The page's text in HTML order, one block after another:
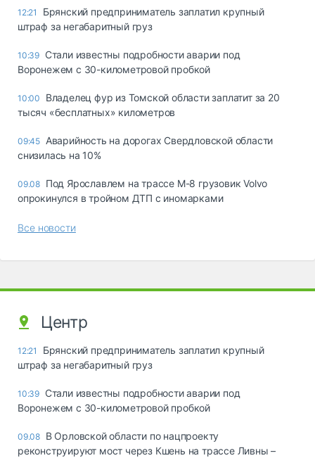
12:21
Брянский предприниматель заплатил крупный
штраф за негабаритный груз
10:39 Стали известны подробности аварии под
Воронежем с 30-километровой пробкой
10:00
Владелец фур из Томской области заплатит за 20
тысяч «бесплатных» километров
09:45 Аварийность на дорогах Свердловской области
снизилась на 10%
09.08 Под Ярославлем на трассе М-8 грузовик Volvo
опрокинулся в тройном ДТП с иномарками
Все новости
Центр
12:21
Брянский предприниматель заплатил крупный
штраф за негабаритный груз
10:39 Стали известны подробности аварии под
Воронежем с 30-километровой пробкой
09.08 В Орловской области по нацпроекту
реконструируют мост через Кшень на трассе Ливны –